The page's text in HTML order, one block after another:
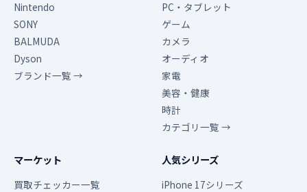
Nintendo
SONY
BALMUDA
Dyson
ブランド一覧 →
PC・タブレット
ゲーム
カメラ
オーディオ
家電
美容・健康
時計
カテゴリ一覧 →
マーケット
買取チェッカー一覧
人気シリーズ
iPhone 17シリーズ